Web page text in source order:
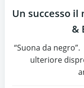
Un successo il
&
“Suona da
ulteriore